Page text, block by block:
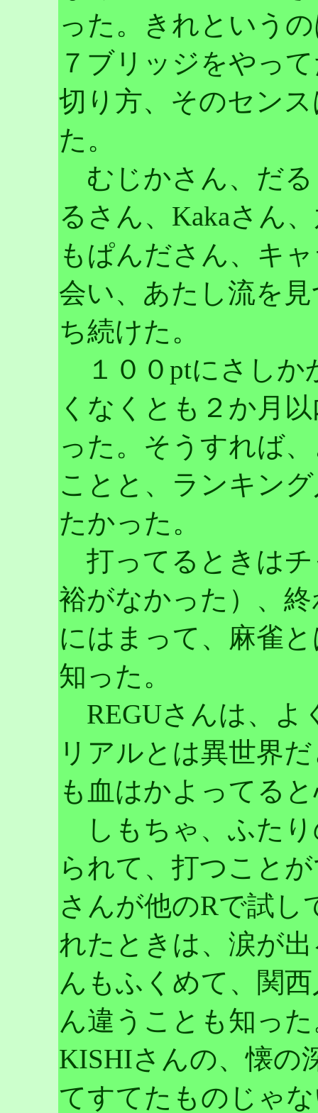
った。きれという
７ブリッジをやっ
切り方、そのセン
た。
むじかさん、だる
るさん、Kakaさん
もぱんださん、キ
会い、あたし流を
ち続けた。
１００ptにさしか
くなくとも２か月
った。そうすれば
ことと、ランキン
たかった。
打ってるときはチ
裕がなかった）、
にはまって、麻雀
知った。
REGUさんは、よ
リアルとは異世界
も血はかよってる
しもちゃ、ふたり
られて、打つこと
さんが他のRで試
れたときは、涙が
んもふくめて、関
ん違うことも知っ
KISHIさんの、懐の
てすてたものじゃ